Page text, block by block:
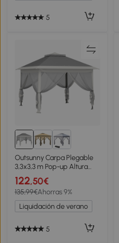
5
Outsunny Carpa Plegable
3,3x3,3 m Pop-up Altura
Ajustable Doble Techo
Mosquiteras Extraíbles y
Bolsa de Transporte Anti-
UV Gris
122,50€
135,99€Ahorras 9%
Liquidación de verano
5